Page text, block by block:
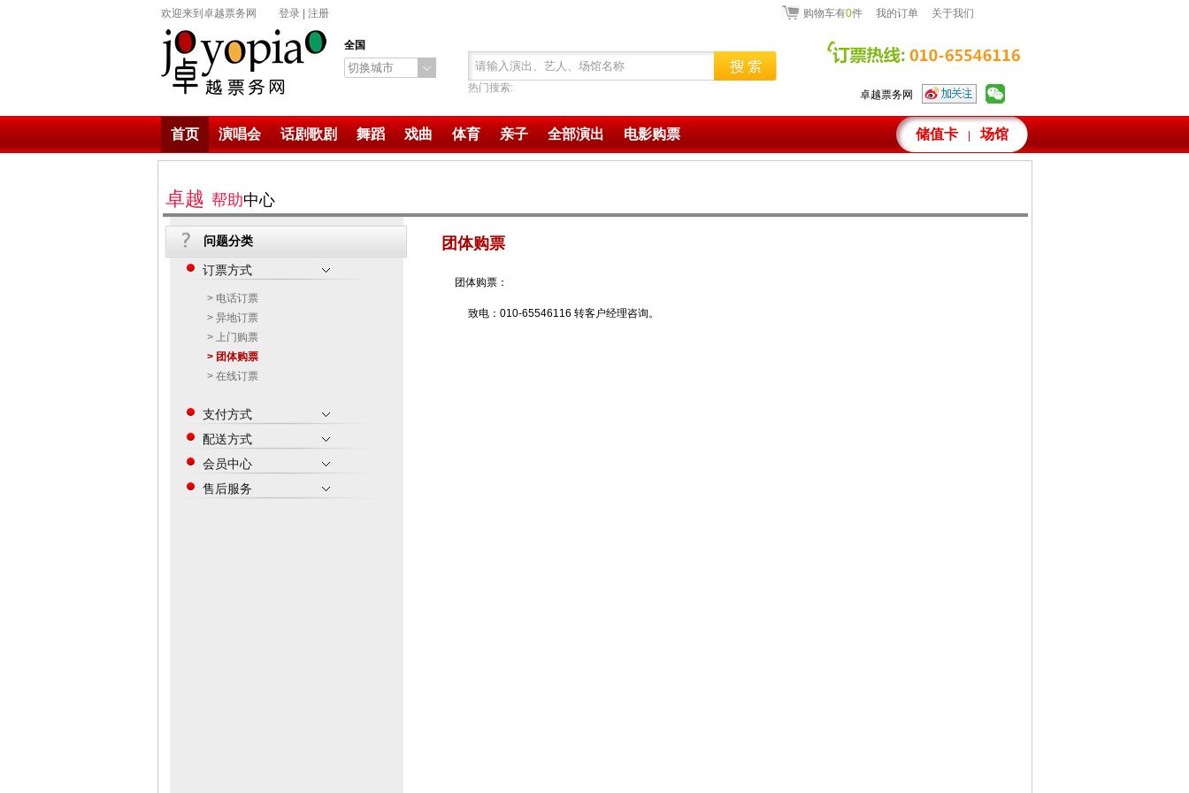
购物车有0件 我的订单 关于我们
欢迎来到卓越票务网 登录 注册
全国
切换城市
热门搜索:
卓越票务网
首页 演唱会 话剧歌剧 舞蹈 戏曲 体育 亲子 全部演出 电影购票 储值卡 场馆
卓越 帮助中心
问题分类
订票方式
> 电话订票
> 异地订票
> 上门购票
> 团体购票
> 在线订票
支付方式
配送方式
会员中心
售后服务
团体购票
团体购票：
致电：010-65546116 转客户经理咨询。